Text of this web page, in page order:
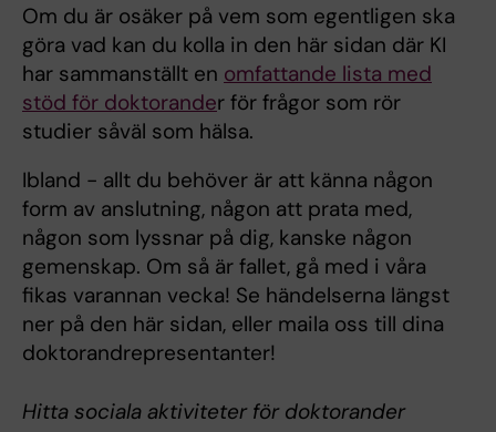
Om du är osäker på vem som egentligen ska
göra vad kan du kolla in den här sidan där KI
har sammanställt en omfattande lista med
stöd för doktorander för frågor som rör
studier såväl som hälsa.
Ibland - allt du behöver är att känna någon
form av anslutning, någon att prata med,
någon som lyssnar på dig, kanske någon
gemenskap. Om så är fallet, gå med i våra
fikas varannan vecka! Se händelserna längst
ner på den här sidan, eller maila oss till dina
doktorandrepresentanter!
Hitta sociala aktiviteter för doktorander